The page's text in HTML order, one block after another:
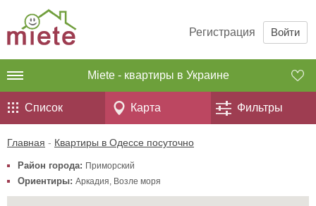
Регистрация Войти
Miete - квартиры в Украине
Список Карта Фильтры
Главная - Квартиры в Одессе посуточно
Район города: Приморский
Ориентиры: Аркадия, Возле моря